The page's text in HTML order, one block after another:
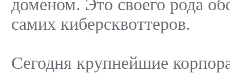
доменом. Это своего рода
самих киберсквоттеров.
Сегодня крупнейшие